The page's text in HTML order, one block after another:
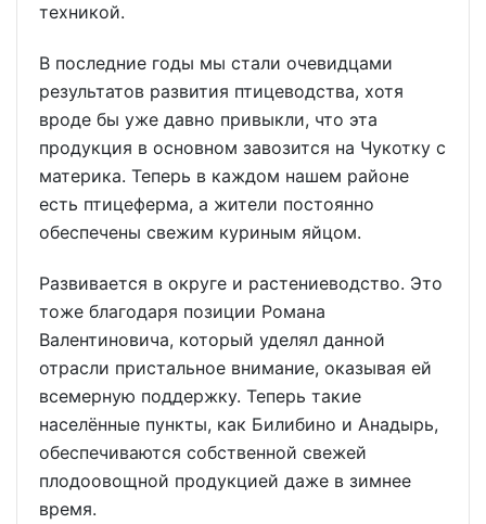
техникой.
В последние годы мы стали очевидцами
результатов развития птицеводства, хотя
вроде бы уже давно привыкли, что эта
продукция в основном завозится на Чукотку с
материка. Теперь в каждом нашем районе
есть птицеферма, а жители постоянно
обеспечены свежим куриным яйцом.
Развивается в округе и растениеводство. Это
тоже благодаря позиции Романа
Валентиновича, который уделял данной
отрасли пристальное внимание, оказывая ей
всемерную поддержку. Теперь такие
населённые пункты, как Билибино и Анадырь,
обеспечиваются собственной свежей
плодоовощной продукцией даже в зимнее
время.